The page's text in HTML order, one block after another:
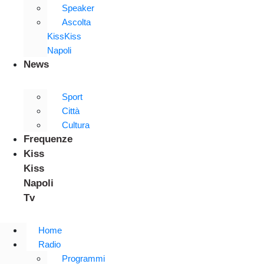
Speaker
Ascolta
KissKiss
Napoli
News
Sport
Città
Cultura
Frequenze
Kiss
Kiss
Napoli
Tv
Home
Radio
Programmi